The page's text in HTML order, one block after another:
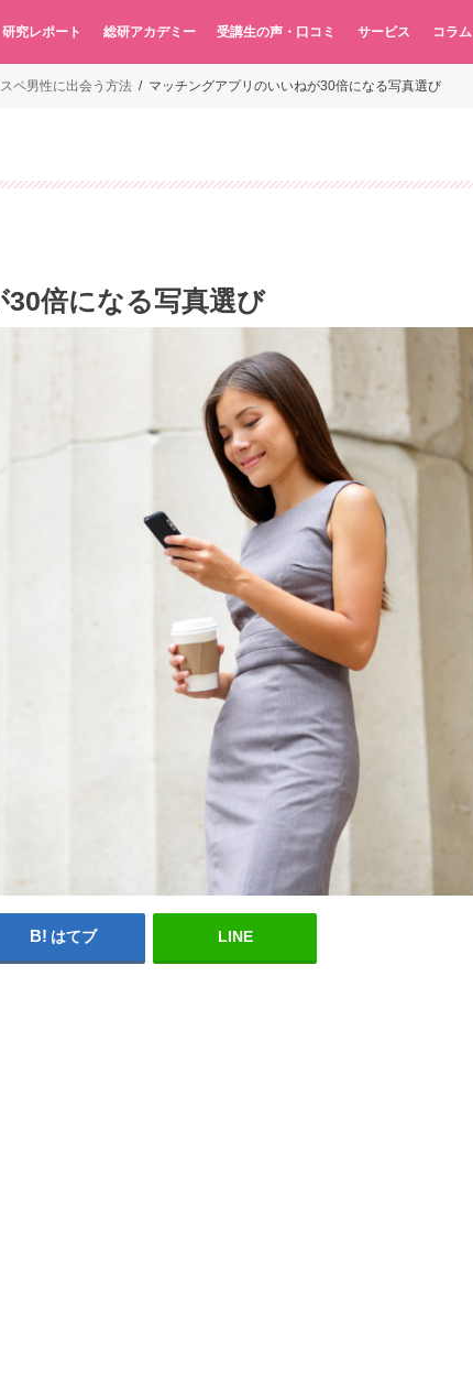
研究レポート 総研アカデミー 受講生の声・口コミ サービス コラム
ペ男性に出会う方法 マッチングアプリのいいねが30倍になる写真選び
倍になる写真選び
はてブ LINE